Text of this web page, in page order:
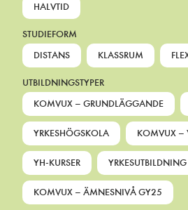
HALVTID
STUDIEFORM
DISTANS
KLASSRUM
UTBILDNINGSTYPER
KOMVUX – GRUNDLÄGGANDE
YRKESHÖGSKOLA KOMVUX –
YH-KURSER YRKESUTBILDNING
KOMVUX – ÄMNESNIVÅ GY25